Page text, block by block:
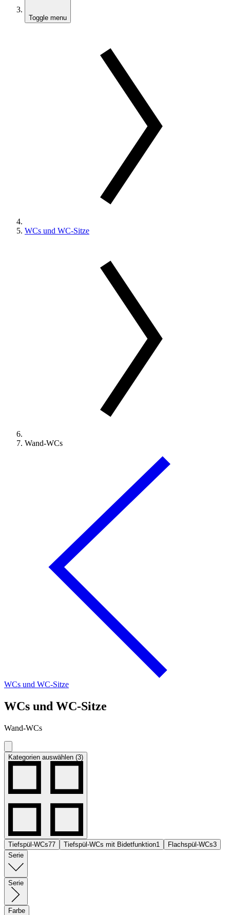
Toggle menu
WCs und WC-Sitze
Wand-WCs
WCs und WC-Sitze
WCs und WC-Sitze
Wand-WCs
Kategorien auswählen (3)
Tiefspül-WCs77 Tiefspül-WCs mit Bidetfunktion1 Flachspül-WCs3
Serie
Serie
Farbe